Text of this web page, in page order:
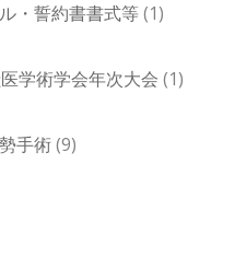
・誓約書書式等(1)
学術学会年次大会 (1)
手術(9)